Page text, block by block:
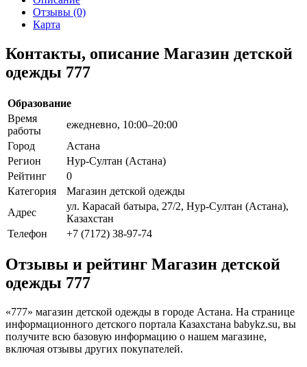
Отзывы (0)
Карта
Контакты, описание Магазин детской
одежды 777
Образование
Время
работы
ежедневно, 10:00–20:00
Город
Астана
Регион
Нур-Султан (Астана)
Рейтинг
0
Категория
Магазин детской одежды
Адрес
ул. Карасай батыра, 27/2, Нур-Султан (Астана),
Казахстан
Телефон
+7 (7172) 38-97-74
Отзывы и рейтинг Магазин детской
одежды 777
«777» магазин детской одежды в городе Астана. На странице
информационного детского портала Казахстана babykz.su, вы
получите всю базовую информацию о нашем магазине,
включая отзывы других покупателей.